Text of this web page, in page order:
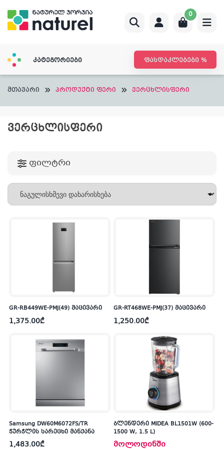
content
0
კატეგორიები ფასდაკლებები %
მთავარი პროდუქტი ფერი ვერცხლისფერი
ᲕᲔᲠᲪᲮᲚᲘᲡᲤᲔᲠᲘ
ფილტრი
GR-RB449WE-PMJ(49) მაცივარი
1,375.00₾
GR-RT468WE-PMJ(37) მაცივარი
1,250.00₾
Samsung DW60M6072FS/TR
ჭურჭლის სარეცხი მანქანა
1,483.00₾
ბლენდერი MIDEA BL1501W (600-
1500 W, 1.5 L)
მოლოდინში